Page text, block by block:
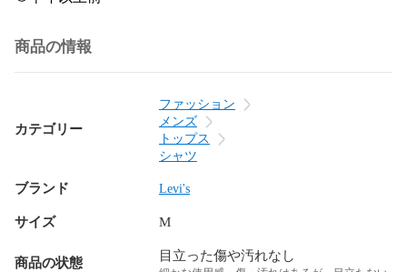
商品の情報
カテゴリー
ファッション
メンズ
トップス
シャツ
ブランド Levi's
サイズ M
商品の状態 目立った傷や汚れなし